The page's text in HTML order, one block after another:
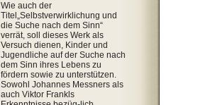
Wie auch der
Titel„Selbstverwirklichung und
die Suche nach dem Sinn“
verrät, soll dieses Werk als
Versuch dienen, Kinder und
Jugendliche auf der Suche nach
dem Sinn ihres Lebens zu
fördern sowie zu unterstützen.
Sowohl Johannes Messners als
auch Viktor Frankls